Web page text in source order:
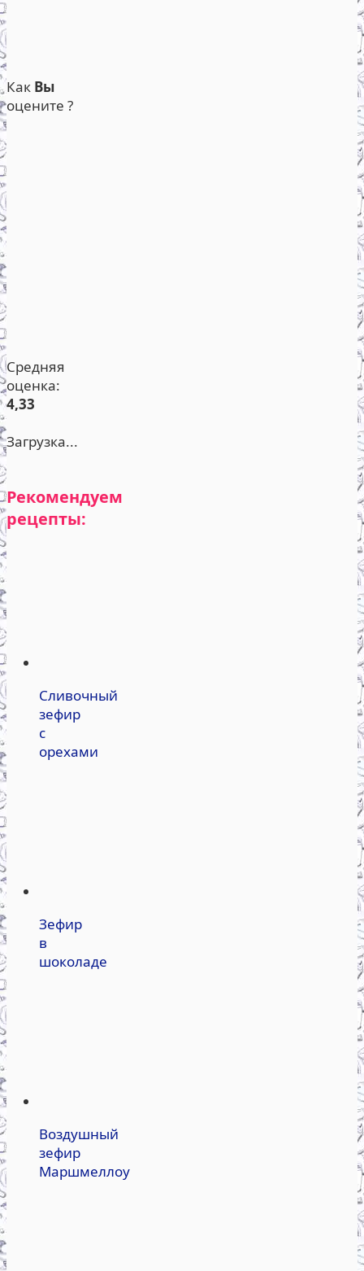
Как Вы
оцените ?
Средняя
оценка:
4,33
Загрузка...
Рекомендуем
рецепты:
Сливочный
зефир
с
орехами
Зефир
в
шоколаде
Воздушный
зефир
Маршмеллоу